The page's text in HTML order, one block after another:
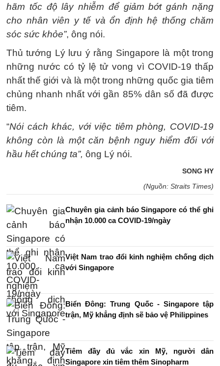
hãm tốc độ lây nhiễm để giảm bớt gánh nặng
cho nhân viên y tế và ổn định hệ thống chăm
sóc sức khỏe”, ông nói.
Thủ tướng Lý lưu ý rằng Singapore là một trong
những nước có tỷ lệ tử vong vì COVID-19 thấp
nhất thế giới và là một trong những quốc gia tiêm
chủng nhanh nhất với gần 85% dân số đã được
tiêm.
“Nói cách khác, với việc tiêm phòng, COVID-19
không còn là một căn bệnh nguy hiểm đối với
hầu hết chúng ta”, ông Lý nói.
SONG HY
(Nguồn: Straits Times)
Chuyên gia cảnh báo Singapore có thể ghi
nhận 10.000 ca COVID-19/ngày
Việt Nam trao đổi kinh nghiệm chống dịch
với Singapore
Biển Đông: Trung Quốc - Singapore tập
trận, Mỹ khẳng định sẽ bảo vệ Philippines
Tiêm đầy đủ vắc xin Mỹ, người dân
Singapore xin tiêm thêm Sinopharm